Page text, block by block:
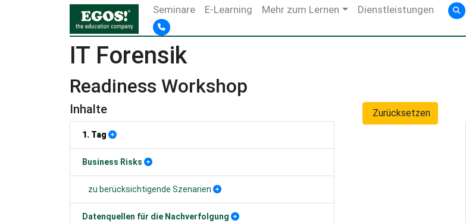
Seminare E-Learning Mehr zum Lernen Dienstleistungen
IT Forensik
Readiness Workshop
Inhalte
1. Tag
Business Risks
zu berücksichtigende Szenarien
Datenquellen für die Nachverfolgung
Zurücksetzen